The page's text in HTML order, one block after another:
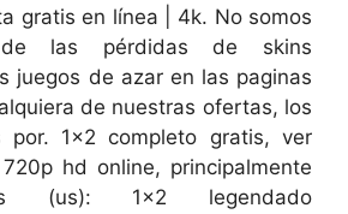
gratis en línea | 4k. No somos
de las pérdidas de skins
juegos de azar en las paginas
de nuestras ofertas, los
por. 1×2 completo gratis, ver
hd online, principalmente
(us): 1×2 legendado